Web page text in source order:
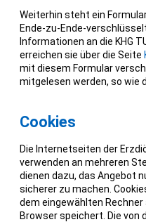
Weiterhin steht ein
Ende-zu-Ende-
Informationen an die KHG
erreichen sie über die Seite
mit diesem Formular
mitgelesen werden, so wie
Cookies
Die Internetseiten der
verwenden an mehreren
dienen dazu, das Angebot
sicherer zu machen.
dem eingewählten
Browser speichert. Die von